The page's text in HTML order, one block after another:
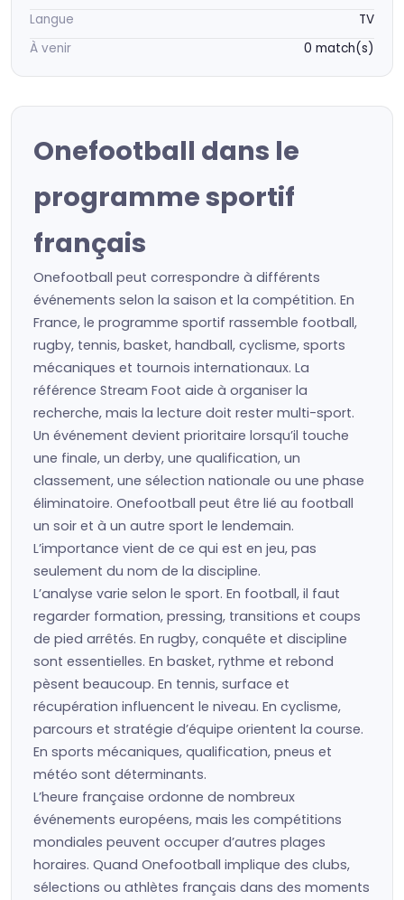
Langue
TV
À venir
0 match(s)
Onefootball dans le
programme sportif
français
Onefootball peut correspondre à différents
événements selon la saison et la compétition. En
France, le programme sportif rassemble football,
rugby, tennis, basket, handball, cyclisme, sports
mécaniques et tournois internationaux. La
référence Stream Foot aide à organiser la
recherche, mais la lecture doit rester multi-sport.
Un événement devient prioritaire lorsqu’il touche
une finale, un derby, une qualification, un
classement, une sélection nationale ou une phase
éliminatoire. Onefootball peut être lié au football
un soir et à un autre sport le lendemain.
L’importance vient de ce qui est en jeu, pas
seulement du nom de la discipline.
L’analyse varie selon le sport. En football, il faut
regarder formation, pressing, transitions et coups
de pied arrêtés. En rugby, conquête et discipline
sont essentielles. En basket, rythme et rebond
pèsent beaucoup. En tennis, surface et
récupération influencent le niveau. En cyclisme,
parcours et stratégie d’équipe orientent la course.
En sports mécaniques, qualification, pneus et
météo sont déterminants.
L’heure française ordonne de nombreux
événements européens, mais les compétitions
mondiales peuvent occuper d’autres plages
horaires. Quand Onefootball implique des clubs,
sélections ou athlètes français dans des moments